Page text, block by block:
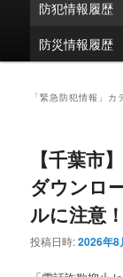
ュ
防犯情報履歴
防災情報履歴
「緊急防犯情報 」カ
【千葉市
ダウンロ
ルに注意！
投稿日時:2026年8